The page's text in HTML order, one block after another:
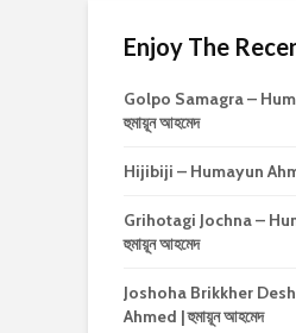
Enjoy The
Golpo Samagra –
হুমায়ূন আহমেদ
Hijibiji – Humayun
Grihotagi Jochna –
হুমায়ূন আহমেদ
Joshoha Brikkher
Ahmed | হুমায়ূন আহমেদ